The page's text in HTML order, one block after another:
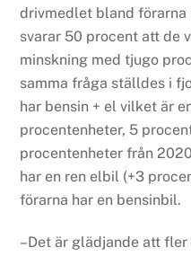
drivmedlet bland förarna
svarar 50 procent att de
minskning med tjugo
samma fråga ställdes i
har bensin + el vilket är
procentenheter, 5
procentenheter från
har en ren elbil (+3
förarna har en bensinbil.
–Det är glädjande att